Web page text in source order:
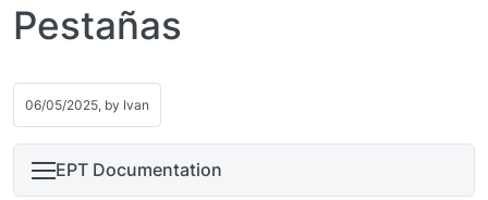
Pestañas
06/05/2025, by Ivan
EPT Documentation